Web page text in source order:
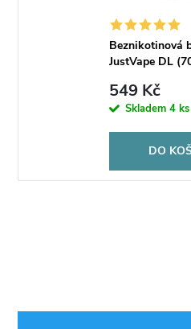
Beznikotinová
JustVape DL
549 Kč
Skladem 4 ks
DO